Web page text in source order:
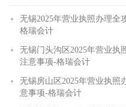
无锡2025年营业执照办理全
格瑞会计
无锡门头沟区2025年营业执
注意事项-格瑞会计
无锡房山区2025年营业执照
意事项-格瑞会计